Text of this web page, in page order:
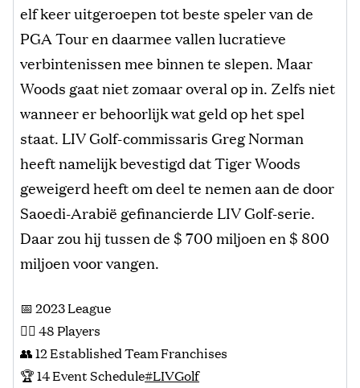
elf keer uitgeroepen tot beste speler van de
PGA Tour en daarmee vallen lucratieve
verbintenissen mee binnen te slepen. Maar
Woods gaat niet zomaar overal op in. Zelfs niet
wanneer er behoorlijk wat geld op het spel
staat. LIV Golf-commissaris Greg Norman
heeft namelijk bevestigd dat Tiger Woods
geweigerd heeft om deel te nemen aan de door
Saoedi-Arabië gefinancierde LIV Golf-serie.
Daar zou hij tussen de $ 700 miljoen en $ 800
miljoen voor vangen.
📅 2023 League
🏌️‍♂️ 48 Players
👥 12 Established Team Franchises
🏆 14 Event Schedule#LIVGolf